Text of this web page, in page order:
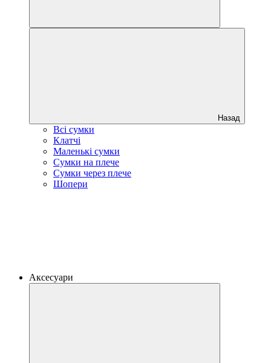
Назад
Всі сумки
Клатчі
Маленькі сумки
Сумки на плече
Сумки через плече
Шопери
Аксесуари